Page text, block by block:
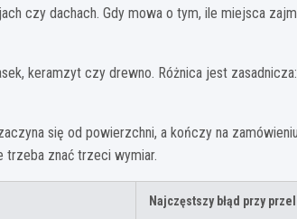
czy dachach. Gdy mowa o tym, ile miejsca
keramzyt czy drewno. Różnica jest zasadnicza:
się od powierzchni, a kończy na
trzeba znać trzeci wymiar.
Najczęstszy błąd przy